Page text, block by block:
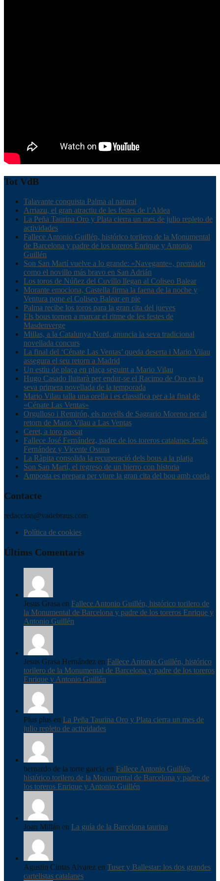
Tot VdB
Talavante conquista Palma al natural
Arriazu, el gran atractiu de les festes de l’Aldea
La Peña Taurina Oro y Plata cierra un mes de julio repleto de
actividades
Fallece Antonio Guillén, histórico torilero de la Monumental
de Barcelona y padre de los toreros Enrique y Antonio
Guillén
Son San Martí vuelve a lo grande: «Navegante», premiado
como el novillo más bravo en San Adrián
Los toros de Núñez del Cuvillo llegan al Coliseo Balear
Morante emociona, Castella firma la faena de la noche y
Ventura pone el Coliseo Balear en pie
Palma recibe los toros para la gran cita del jueves
Els bous tornen a marcar el ritme de les festes de
Masdenverge
Millas, a la Catalunya Nord, anuncia la seva tradicional
novellada concurs
La final del ‘Cénate Las Ventas’ queda deserta i Mario Vilau
assegura el seu retorn a Madrid
Un estiu de plaça en plaça seguint a Mario Vilau
Hugo Casado lluitarà per endur-se el Racimo de Oro en la
seva primera novellada de la temporada
Mario Vilau talla una orella i es classifica per a la final de
«Cénate Las Ventas»
Orgulloso i Remirón, els novells de Sagrario Moreno per al
retorn de Mario Vilau a Las Ventas
Ceret, a toro passat
Fallece José Fernández, padre de los toreros catalanes Jesús
Fernández y Vicente Osuna
La Ràpita consolida la recuperació dels bous a la platja
Son San Martí, el regreso de un hierro con historia
Amposta es prepara per viure la gran cita del bou amb corda
Contacte
redaccion@vadebraus.com
Política de cookies
Últims Comentaris
Jesus Grasa en Fallece Antonio Guillén, histórico torilero de
la Monumental de Barcelona y padre de los toreros Enrique y
Antonio Guillén
Jesus Grasa Hernández en Fallece Antonio Guillén, histórico
torilero de la Monumental de Barcelona y padre de los toreros
Enrique y Antonio Guillén
Plus plus en La Peña Taurina Oro y Plata cierra un mes de
julio repleto de actividades
bernardo de la torre garcia en Fallece Antonio Guillén,
histórico torilero de la Monumental de Barcelona y padre de
los toreros Enrique y Antonio Guillén
Joan Millán en La guía de la Barcelona taurina
Agustin Cintas Alvarez en Tuser y Ballestar: los dos grandes
cartelistas catalanes